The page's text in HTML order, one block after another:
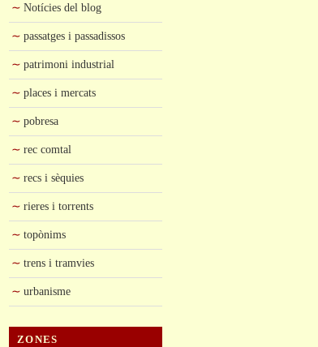
Notícies del blog
passatges i passadissos
patrimoni industrial
places i mercats
pobresa
rec comtal
recs i sèquies
rieres i torrents
topònims
trens i tramvies
urbanisme
ZONES